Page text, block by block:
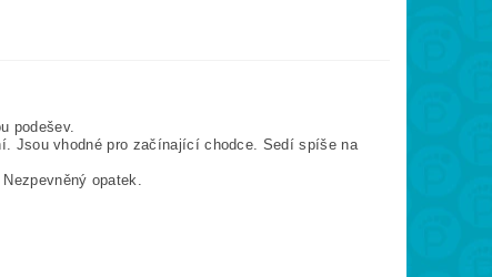
podešev.
Jsou vhodné pro začínající chodce. Sedí spíše na
opatek.